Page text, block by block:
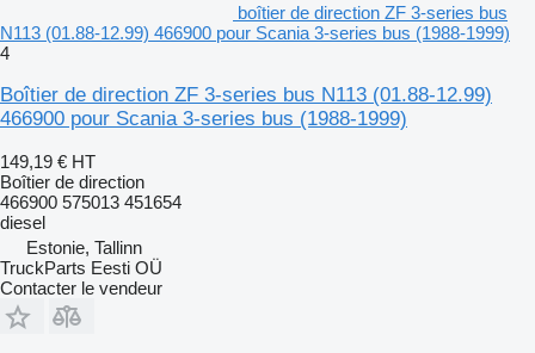
boîtier de direction ZF 3-series bus
N113 (01.88-12.99) 466900 pour Scania 3-series bus (1988-1999)
4
Boîtier de direction ZF 3-series bus N113 (01.88-12.99)
466900 pour Scania 3-series bus (1988-1999)
149,19 € HT
Boîtier de direction
466900 575013 451654
diesel
Estonie, Tallinn
TruckParts Eesti OÜ
Contacter le vendeur